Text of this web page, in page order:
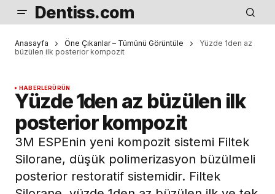
Dentiss.com
Anasayfa Öne Çıkanlar – Tümünü Görüntüle
Yüzde 1den az
büzülen ilk posterior kompozit
HABERLERÜRÜN
Yüzde 1den az büzülen ilk
posterior kompozit
3M ESPEnin yeni kompozit sistemi Filtek
Silorane, düşük polimerizasyon büzülmeli
posterior restoratif sistemidir. Filtek